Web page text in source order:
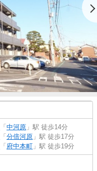
「 中河原 」駅 徒歩14分
「 分倍河原 」駅 徒歩17分
「 府中本町 」駅 徒歩19分